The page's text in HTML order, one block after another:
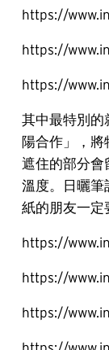
https://
https://
https://
其中最特別的
陽合作」，將
遮住的部分會
溫度。日曬筆
紙的朋友一定
https://
https://
https://